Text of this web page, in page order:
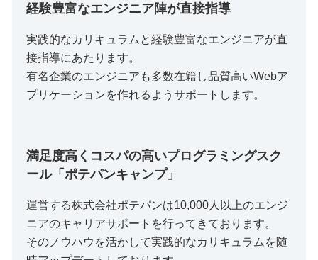
経験豊富なエンジニア陣が直接指導
実践的なカリキュラムと経験豊富なエンジニアが直
接指導にあたります。
有名企業のエンジニアも多数在籍し品質高いWebア
プリケーションを作れるようサポートします。
満足度高くコスパの高いプログラミングスク
ール「ポテパンキャンプ」
運営する株式会社ポテパンは10,000人以上のエンジ
ニアのキャリアサポートを行ってきております。
そのノウハウを活かして実践的なカリキュラムを随